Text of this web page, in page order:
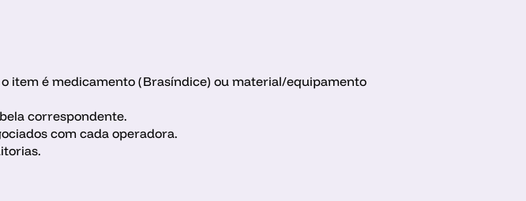
item é medicamento (Brasíndice) ou material/equipamento
correspondente.
com cada operadora.